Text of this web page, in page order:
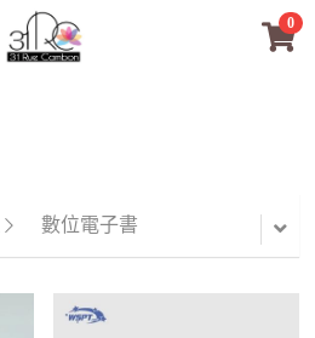
0
數位電子書
×
商品分類